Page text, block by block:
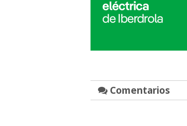
Comentarios